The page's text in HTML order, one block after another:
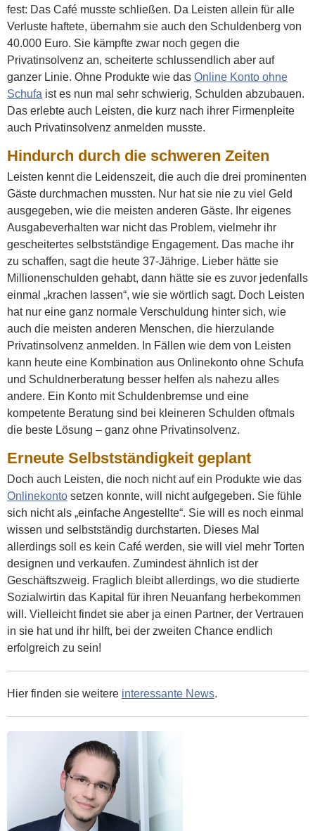
fest: Das Café musste schließen. Da Leisten allein für alle
Verluste haftete, übernahm sie auch den Schuldenberg von
40.000 Euro. Sie kämpfte zwar noch gegen die
Privatinsolvenz an, scheiterte schlussendlich aber auf
ganzer Linie. Ohne Produkte wie das Online Konto ohne
Schufa ist es nun mal sehr schwierig, Schulden abzubauen.
Das erlebte auch Leisten, die kurz nach ihrer Firmenpleite
auch Privatinsolvenz anmelden musste.
Hindurch durch die schweren Zeiten
Leisten kennt die Leidenszeit, die auch die drei prominenten
Gäste durchmachen mussten. Nur hat sie nie zu viel Geld
ausgegeben, wie die meisten anderen Gäste. Ihr eigenes
Ausgabeverhalten war nicht das Problem, vielmehr ihr
gescheitertes selbstständige Engagement. Das mache ihr
zu schaffen, sagt die heute 37-Jährige. Lieber hätte sie
Millionenschulden gehabt, dann hätte sie es zuvor jedenfalls
einmal „krachen lassen“, wie sie wörtlich sagt. Doch Leisten
hat nur eine ganz normale Verschuldung hinter sich, wie
auch die meisten anderen Menschen, die hierzulande
Privatinsolvenz anmelden. In Fällen wie dem von Leisten
kann heute eine Kombination aus Onlinekonto ohne Schufa
und Schuldnerberatung besser helfen als nahezu alles
andere. Ein Konto mit Schuldenbremse und eine
kompetente Beratung sind bei kleineren Schulden oftmals
die beste Lösung – ganz ohne Privatinsolvenz.
Erneute Selbstständigkeit geplant
Doch auch Leisten, die noch nicht auf ein Produkte wie das
Onlinekonto setzen konnte, will nicht aufgegeben. Sie fühle
sich nicht als „einfache Angestellte“. Sie will es noch einmal
wissen und selbstständig durchstarten. Dieses Mal
allerdings soll es kein Café werden, sie will viel mehr Torten
designen und verkaufen. Zumindest ähnlich ist der
Geschäftszweig. Fraglich bleibt allerdings, wo die studierte
Sozialwirtin das Kapital für ihren Neuanfang herbekommen
will. Vielleicht findet sie aber ja einen Partner, der Vertrauen
in sie hat und ihr hilft, bei der zweiten Chance endlich
erfolgreich zu sein!
Hier finden sie weitere interessante News.